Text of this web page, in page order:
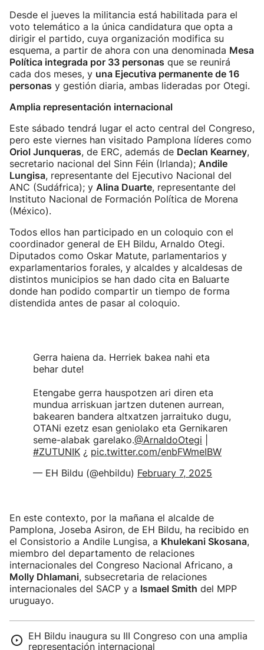
Desde el jueves la militancia está habilitada para el
voto telemático a la única candidatura que opta a
dirigir el partido, cuya organización modifica su
esquema, a partir de ahora con una denominada Mesa
Política integrada por 33 personas que se reunirá
cada dos meses, y una Ejecutiva permanente de 16
personas y gestión diaria, ambas lideradas por Otegi.
Amplia representación internacional
Este sábado tendrá lugar el acto central del Congreso,
pero este viernes han visitado Pamplona líderes como
Oriol Junqueras, de ERC, además de Declan Kearney,
secretario nacional del Sinn Féin (Irlanda); Andile
Lungisa, representante del Ejecutivo Nacional del
ANC (Sudáfrica); y Alina Duarte, representante del
Instituto Nacional de Formación Política de Morena
(México).
Todos ellos han participado en un coloquio con el
coordinador general de EH Bildu, Arnaldo Otegi.
Diputados como Oskar Matute, parlamentarios y
exparlamentarios forales, y alcaldes y alcaldesas de
distintos municipios se han dado cita en Baluarte
donde han podido compartir un tiempo de forma
distendida antes de pasar al coloquio.
Gerra haiena da. Herriek bakea nahi eta
behar dute!
Etengabe gerra hauspotzen ari diren eta
mundua arriskuan jartzen dutenen aurrean,
bakearen bandera altxatzen jarraituko dugu,
OTANi ezetz esan geniolako eta Gernikaren
seme-alabak garelako.@ArnaldoOtegi
#ZUTUNIK ¿ pic.twitter.com/enbFWmeIBW
— EH Bildu (@ehbildu) February 7, 2025
En este contexto, por la mañana el alcalde de
Pamplona, Joseba Asiron, de EH Bildu, ha recibido en
el Consistorio a Andile Lungisa, a Khulekani Skosana,
miembro del departamento de relaciones
internacionales del Congreso Nacional Africano, a
Molly Dhlamani, subsecretaria de relaciones
internacionales del SACP y a Ismael Smith del MPP
uruguayo.
EH Bildu inaugura su III Congreso con una amplia
representación internacional